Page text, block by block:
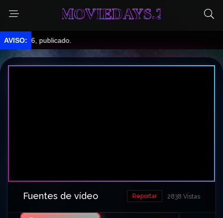
MOVIEDAYS.2
6, publicado.
Fuentes de vídeo 2838 Vistas
Reportar